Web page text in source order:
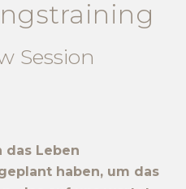
Session
Leben
haben, um das